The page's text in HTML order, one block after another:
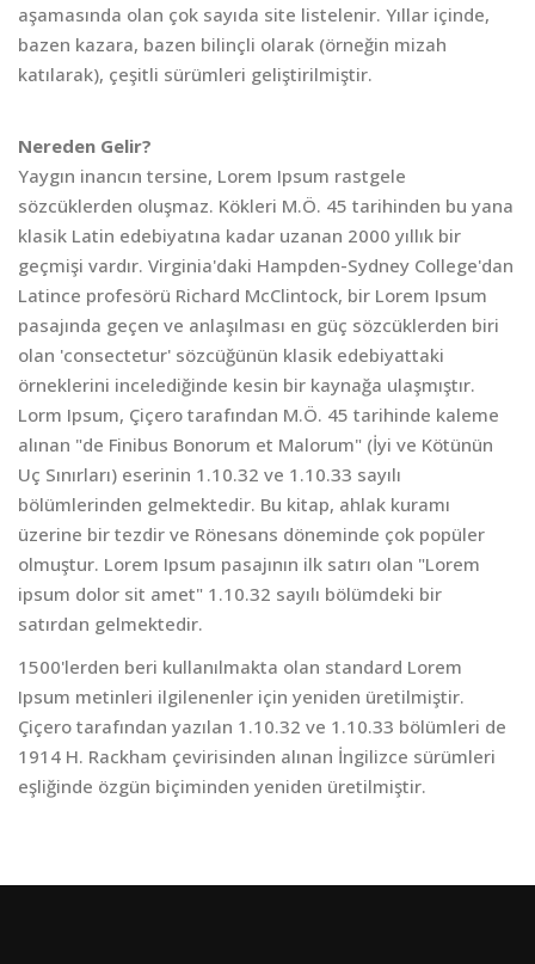
aşamasında olan çok sayıda site listelenir. Yıllar içinde,
bazen kazara, bazen bilinçli olarak (örneğin mizah
katılarak), çeşitli sürümleri geliştirilmiştir.
Nereden Gelir?
Yaygın inancın tersine, Lorem Ipsum rastgele
sözcüklerden oluşmaz. Kökleri M.Ö. 45 tarihinden bu yana
klasik Latin edebiyatına kadar uzanan 2000 yıllık bir
geçmişi vardır. Virginia'daki Hampden-Sydney College'dan
Latince profesörü Richard McClintock, bir Lorem Ipsum
pasajında geçen ve anlaşılması en güç sözcüklerden biri
olan 'consectetur' sözcüğünün klasik edebiyattaki
örneklerini incelediğinde kesin bir kaynağa ulaşmıştır.
Lorm Ipsum, Çiçero tarafından M.Ö. 45 tarihinde kaleme
alınan "de Finibus Bonorum et Malorum" (İyi ve Kötünün
Uç Sınırları) eserinin 1.10.32 ve 1.10.33 sayılı
bölümlerinden gelmektedir. Bu kitap, ahlak kuramı
üzerine bir tezdir ve Rönesans döneminde çok popüler
olmuştur. Lorem Ipsum pasajının ilk satırı olan "Lorem
ipsum dolor sit amet" 1.10.32 sayılı bölümdeki bir
satırdan gelmektedir.
1500'lerden beri kullanılmakta olan standard Lorem
Ipsum metinleri ilgilenenler için yeniden üretilmiştir.
Çiçero tarafından yazılan 1.10.32 ve 1.10.33 bölümleri de
1914 H. Rackham çevirisinden alınan İngilizce sürümleri
eşliğinde özgün biçiminden yeniden üretilmiştir.